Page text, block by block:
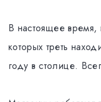
В настоящее время,
которых треть
году в столице.